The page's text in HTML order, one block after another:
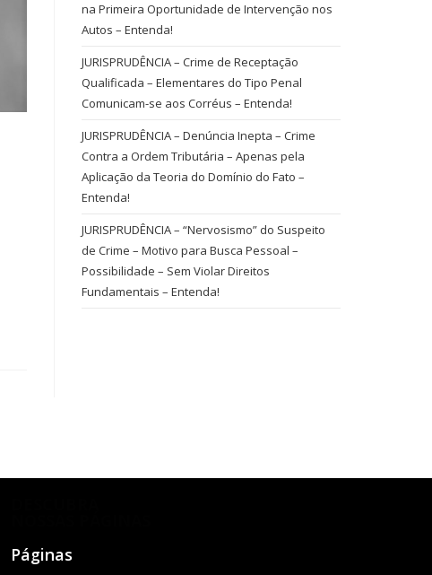
na Primeira Oportunidade de Intervenção nos
Autos – Entenda!
JURISPRUDÊNCIA – Crime de Receptação
Qualificada – Elementares do Tipo Penal
Comunicam-se aos Corréus – Entenda!
JURISPRUDÊNCIA – Denúncia Inepta – Crime
Contra a Ordem Tributária – Apenas pela
Aplicação da Teoria do Domínio do Fato –
Entenda!
JURISPRUDÊNCIA – “Nervosismo” do Suspeito
de Crime – Motivo para Busca Pessoal –
Possibilidade – Sem Violar Direitos
Fundamentais – Entenda!
Páginas